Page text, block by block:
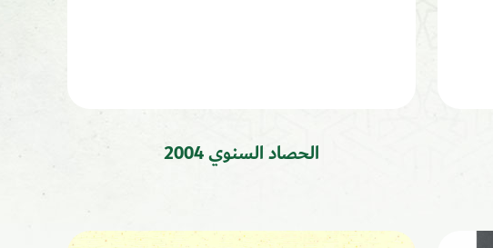
الحصاد السنوي 2004